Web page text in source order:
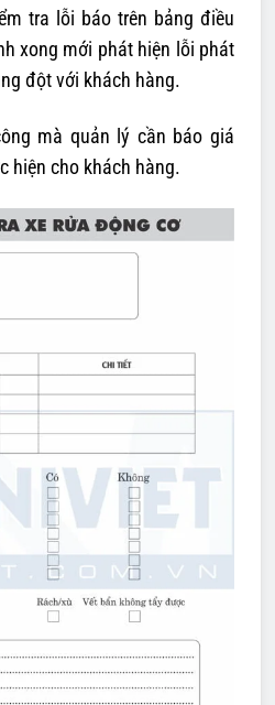
tra lỗi báo trên bảng điều
xong mới phát hiện lỗi phát
đột với khách hàng.
mà quản lý cần báo giá
hiện cho khách hàng.